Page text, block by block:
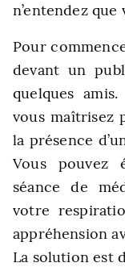
n’entendez
Pour
devant un
quelques
vous maîtrisez
la présence
Vous pouvez
séance de
votre
appréhension
La solution est